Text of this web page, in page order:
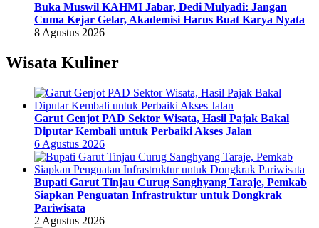
Buka Muswil KAHMI Jabar, Dedi Mulyadi: Jangan
Cuma Kejar Gelar, Akademisi Harus Buat Karya Nyata
8 Agustus 2026
Wisata Kuliner
Garut Genjot PAD Sektor Wisata, Hasil Pajak Bakal
Diputar Kembali untuk Perbaiki Akses Jalan
6 Agustus 2026
Bupati Garut Tinjau Curug Sanghyang Taraje, Pemkab
Siapkan Penguatan Infrastruktur untuk Dongkrak
Pariwisata
2 Agustus 2026